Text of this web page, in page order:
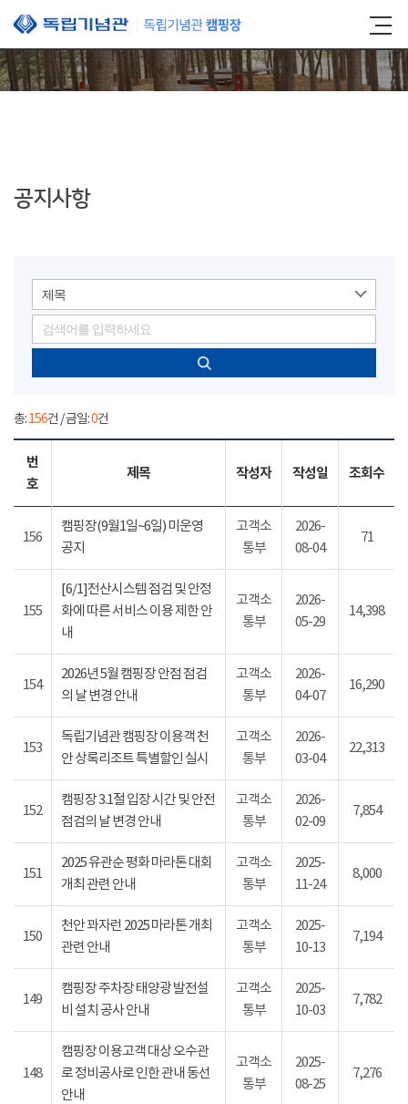
본문 바로가기
공지사항
제목
총:156건 / 금일:0건
번
호
제목 작성자 작성일 조회수
156
캠핑장(9월1일~6일) 미운영
공지
고객소
통부
2026-
08-04
71
155
[6/1]전산시스템 점검 및 안정
화에 따른 서비스 이용 제한 안
내
고객소
통부
2026-
05-29
14,398
154
2026년 5월 캠핑장 안점 점검
의 날 변경 안내
고객소
통부
2026-
04-07
16,290
153
독립기념관 캠핑장 이용객 천
안 상록리조트 특별할인 실시
고객소
통부
2026-
03-04
22,313
152
캠핑장 3.1절 입장 시간 및 안전
점검의 날 변경 안내
고객소
통부
2026-
02-09
7,854
151
2025 유관순 평화 마라톤 대회
개최 관련 안내
고객소
통부
2025-
11-24
8,000
150
천안 꽈자런 2025 마라톤 개최
관련 안내
고객소
통부
2025-
10-13
7,194
149
캠핑장 주차장 태양광 발전설
비 설치 공사 안내
고객소
통부
2025-
10-03
7,782
148
캠핑장 이용고객 대상 오수관
로 정비공사로 인한 관내 동선
안내
고객소
통부
2025-
08-25
7,276